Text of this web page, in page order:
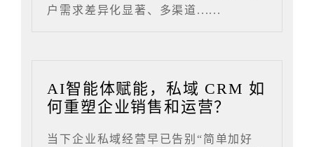
户需求差异化显著、多渠道......
AI智能体赋能，私域 CRM 如
何重塑企业销售和运营？
当下企业私域经营早已告别“简单加好